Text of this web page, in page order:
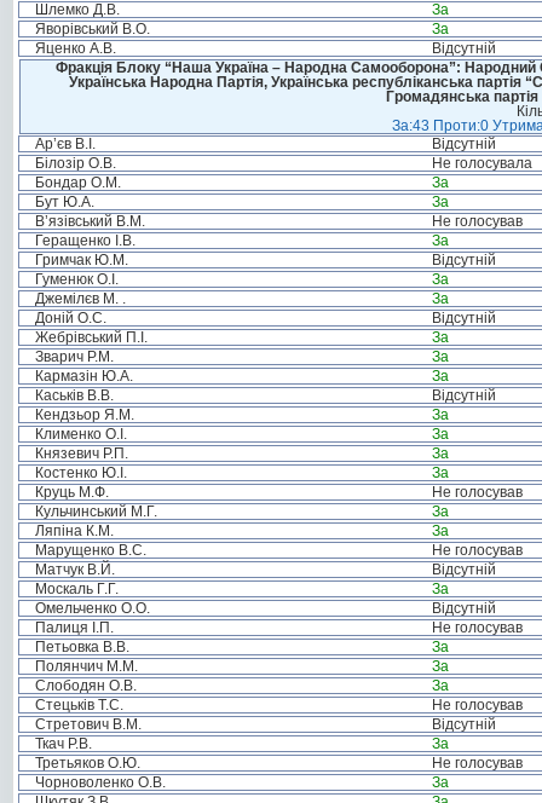
Шлемко Д.В.
За
Яворівський В.О.
За
Яценко А.В.
Відсутній
Фракція Блоку “Наша Україна – Народна Самооборона”: Народний
Українська Народна Партія, Українська республіканська
Громадянська
За:43 Проти:0
Ар’єв В.І.
Відсутній
Білозір О.В.
Не голосувала
Бондар О.М.
За
Бут Ю.А.
За
В’язівський В.М.
Не голосував
Геращенко І.В.
За
Гримчак Ю.М.
Відсутній
Гуменюк О.І.
За
Джемілєв М. .
За
Доній О.С.
Відсутній
Жебрівський П.І.
За
Зварич Р.М.
За
Кармазін Ю.А.
За
Каськів В.В.
Відсутній
Кендзьор Я.М.
За
Клименко О.І.
За
Князевич Р.П.
За
Костенко Ю.І.
За
Круць М.Ф.
Не голосував
Кульчинський М.Г.
За
Ляпіна К.М.
За
Марущенко В.С.
Не голосував
Матчук В.Й.
Відсутній
Москаль Г.Г.
За
Омельченко О.О.
Відсутній
Палиця І.П.
Не голосував
Петьовка В.В.
За
Полянчич М.М.
За
Слободян О.В.
За
Стецьків Т.С.
Не голосував
Стретович В.М.
Відсутній
Ткач Р.В.
За
Третьяков О.Ю.
Не голосував
Чорноволенко О.В.
За